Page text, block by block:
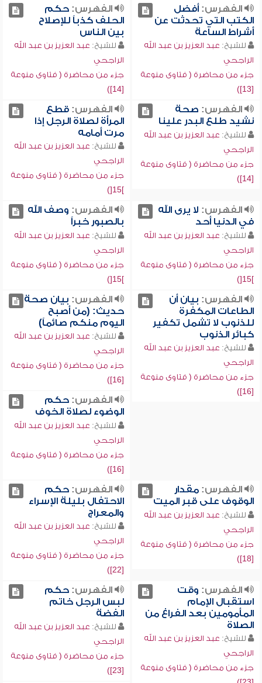
الفهرس:أفضل
الكتب التي تحدثت عن
أشراط الساعة
للشيخ: عبد العزيز بن عبد الله
الراجحي
جزء من محاضرة ( فتاوى منوعة
[13])
الفهرس:حكم
الحلف كذباً للإصلاح
بين الناس
للشيخ: عبد العزيز بن عبد الله
الراجحي
جزء من محاضرة ( فتاوى منوعة
[14])
الفهرس: صحة
نشيد طلع البدر علينا
للشيخ: عبد العزيز بن عبد الله
الراجحي
جزء من محاضرة ( فتاوى منوعة
[14])
الفهرس:قطع
المرأة لصلاة الرجل إذا
مرت أمامه
للشيخ: عبد العزيز بن عبد الله
الراجحي
جزء من محاضرة ( فتاوى منوعة
]15[)
الفهرس: لا يرى الله
في الدنيا أحد
للشيخ: عبد العزيز بن عبد الله
الراجحي
جزء من محاضرة ( فتاوى منوعة
]15[)
الفهرس: وصف الله
بالصبور خبراً
للشيخ: عبد العزيز بن عبد الله
الراجحي
جزء من محاضرة ( فتاوى منوعة
]15[)
الفهرس: بيان أن
الطاعات المكفرة
للذنوب لا تشمل تكفير
كبائر الذنوب
للشيخ: عبد العزيز بن عبد الله
الراجحي
جزء من محاضرة ( فتاوى منوعة
[16])
الفهرس: بيان صحة
حديث: (من أصبح
اليوم منكم صائماً)
للشيخ: عبد العزيز بن عبد الله
الراجحي
جزء من محاضرة ( فتاوى منوعة
[16])
الفهرس:حكم
الوضوء لصلاة الخوف
للشيخ: عبد العزيز بن عبد الله
الراجحي
جزء من محاضرة ( فتاوى منوعة
[16])
الفهرس:مقدار
الوقوف على قبر الميت
للشيخ: عبد العزيز بن عبد الله
الراجحي
جزء من محاضرة ( فتاوى منوعة
[18])
الفهرس:حكم
الاحتفال بليلة الإسراء
والمعراج
للشيخ: عبد العزيز بن عبد الله
الراجحي
جزء من محاضرة ( فتاوى منوعة
[22])
الفهرس: وقت
استقبال الإمام
المأمومين بعد الفراغ من
الصلاة
للشيخ: عبد العزيز بن عبد الله
الراجحي
جزء من محاضرة ( فتاوى منوعة
الفهرس:حكم
لبس الرجل خاتم
الفضة
للشيخ: عبد العزيز بن عبد الله
الراجحي
جزء من محاضرة ( فتاوى منوعة
[23])